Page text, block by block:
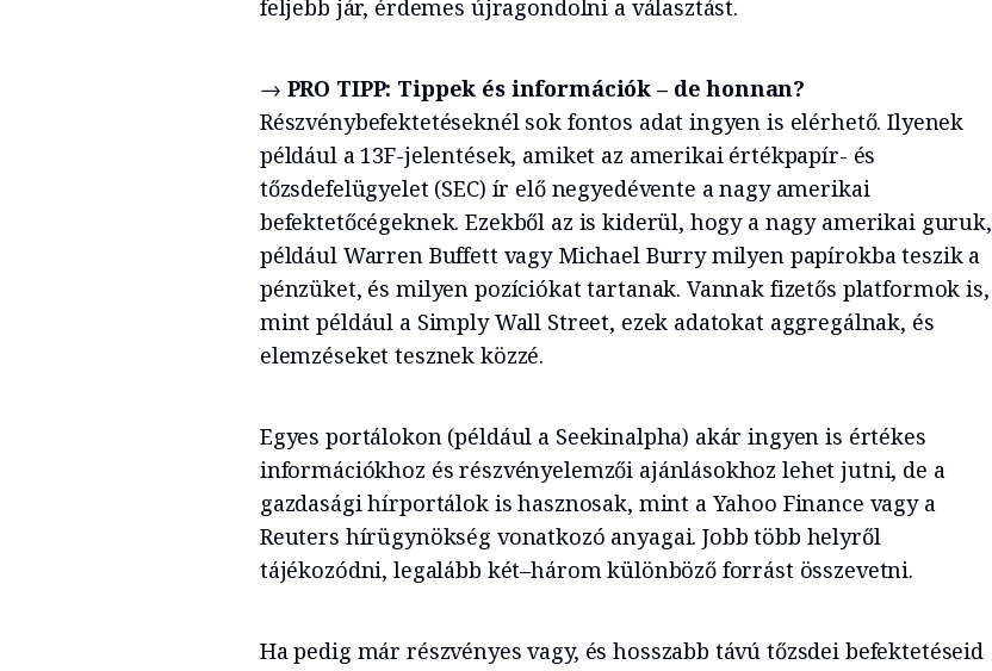
feljebb jár, érdemes újragondolni a választást.
→ PRO TIPP: Tippek és információk – de honnan?
Részvénybefektetéseknél sok fontos adat ingyen is elérhető. Ilyenek
például a 13F-jelentések, amiket az amerikai értékpapír- és
tőzsdefelügyelet (SEC) ír elő negyedévente a nagy amerikai
befektetőcégeknek. Ezekből az is kiderül, hogy a nagy amerikai guruk,
például Warren Buffett vagy Michael Burry milyen papírokba teszik a
pénzüket, és milyen pozíciókat tartanak. Vannak fizetős platformok is,
mint például a Simply Wall Street, ezek adatokat aggregálnak, és
elemzéseket tesznek közzé.
Egyes portálokon (például a Seekinalpha) akár ingyen is értékes
információkhoz és részvényelemzői ajánlásokhoz lehet jutni, de a
gazdasági hírportálok is hasznosak, mint a Yahoo Finance vagy a
Reuters hírügynökség vonatkozó anyagai. Jobb több helyről
tájékozódni, legalább két–három különböző forrást összevetni.
Ha pedig már részvényes vagy, és hosszabb távú tőzsdei befektetéseid